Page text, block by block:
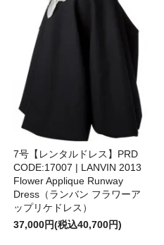
7号【レンタルドレス】PRD
CODE:17007 | LANVIN 2013
Flower Applique Runway
Dress（ランバン フラワーア
ップリケドレス）
37,000円(税込40,700円)